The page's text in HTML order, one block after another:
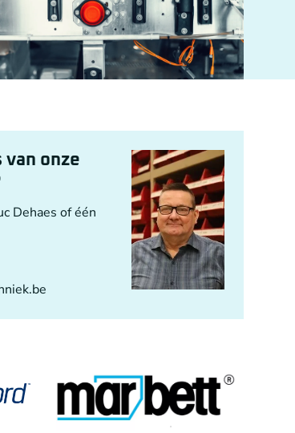
van onze
Dehaes of één